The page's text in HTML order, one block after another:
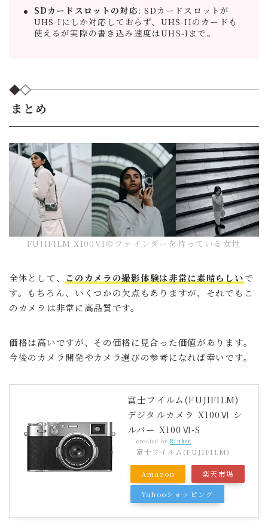
SDカードスロットの対応 : SDカードスロットが
UHS-Iにしか対応しておらず、UHS-IIのカードも
使えるが実際の書き込み速度はUHS-Iまで。
まとめ
FUJIFILM X100VIのファインダーを持っている女性
全体として、 このカメラの撮影体験は非常に素晴らしいで
す。もちろん、いくつかの欠点もありますが、それでもこ
のカメラは非常に高品質です。
価格は高いですが、その価格に見合った価値があります。
今後のカメラ開発やカメラ選びの参考になれば幸いです。
富士フイルム(FUJIFILM)
デジタルカメラ X100Ⅵ シ
ルバー X100Ⅵ-S
created byRinker
富士フイルム(FUJIFILM)
Amazon 楽天市場
Yahooショッピング